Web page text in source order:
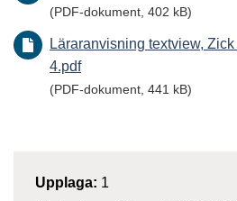
(PDF-dokument, 402 kB)
Läraranvisning textview,
4.pdf
(PDF-dokument, 441 kB)
Upplaga: 1